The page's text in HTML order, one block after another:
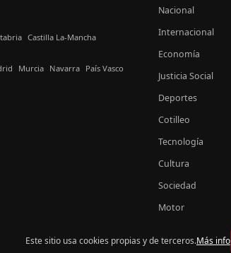
Castilla La-Mancha
Murcia Navarra País Vasco
Nacional
Internacional
Economía
Justicia Social
Deportes
Cotilleo
Tecnología
Cultura
Sociedad
Motor
© 2026 Crónica España
Este sitio usa cookies propias y de terceros.Más info